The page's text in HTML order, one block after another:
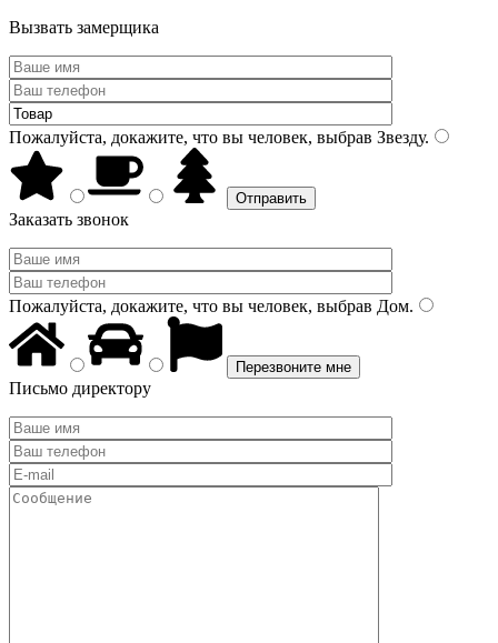
Вызвать замерщика
Пожалуйста, докажите, что вы человек, выбрав Звезду.
Заказать звонок
Пожалуйста, докажите, что вы человек, выбрав Дом.
Письмо директору